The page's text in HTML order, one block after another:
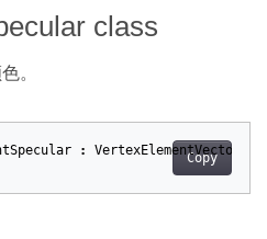
class
。
Copy
: VertexElementVector4